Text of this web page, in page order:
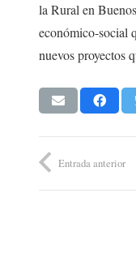
la Rural en
económico-social
nuevos proyectos
Entrada anterior